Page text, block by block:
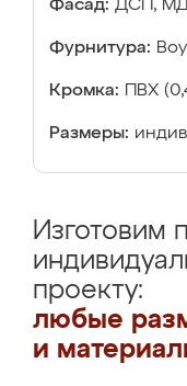
Фасад: ДСП,
Фурнитура:
Кромка: ПВХ
Размеры:
Изготовим
проекту:
любые
и